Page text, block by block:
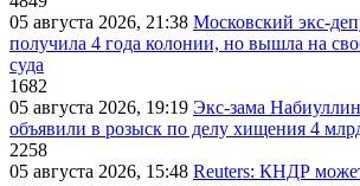
05 августа 2026, 21:38 Московский экс-
получила 4 года колонии, но вышла на
суда
1682
05 августа 2026, 19:19 Экс-зама
объявили в розыск по делу хищения 4
2258
05 августа 2026, 15:48 Reuters: КНДР